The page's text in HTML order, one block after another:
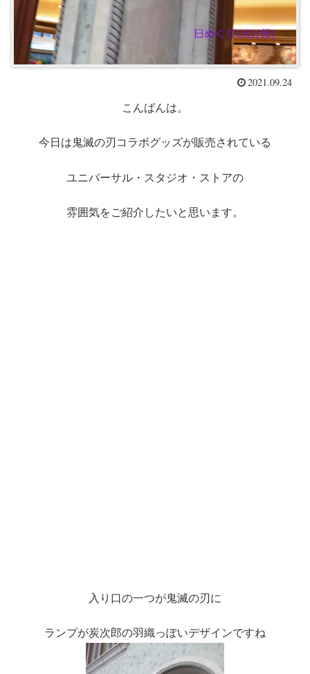
2021.09.24
こんばんは。
今日は鬼滅の刃コラボグッズが販売されている
ユニバーサル・スタジオ・ストアの
雰囲気をご紹介したいと思います。
入り口の一つが鬼滅の刃に
ランプが炭次郎の羽織っぽいデザインですね